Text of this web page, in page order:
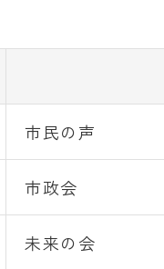
市民の声
市政会
未来の会